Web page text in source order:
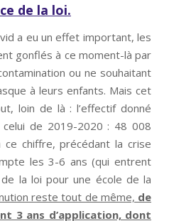
de la loi.
a eu un effet important, les
gonflés à ce moment-là par
ou ne souhaitant
à leurs enfants. Mais cet
loin de là : l’effectif donné
de 2019-2020 : 48 008
ce chiffre, précédant la crise
les 3-6 ans (qui entrent
la loi pour une école de la
reste tout de même, de
3 ans d’application, dont